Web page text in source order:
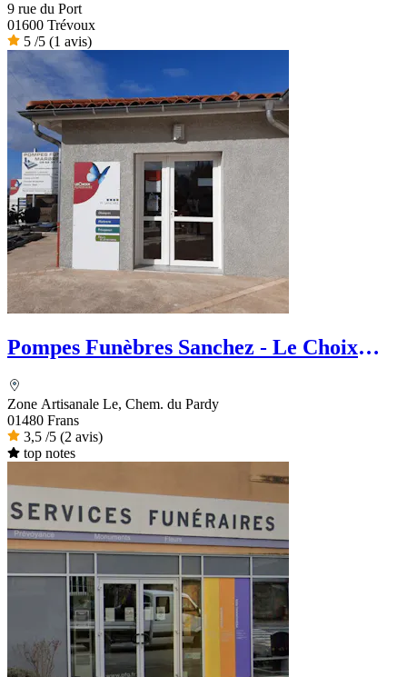
9 rue du Port
01600 Trévoux
5 /5 (1 avis)
Pompes Funèbres Sanchez - Le Choix
Zone Artisanale Le, Chem. du Pardy
01480 Frans
3,5 /5 (2 avis)
top notes